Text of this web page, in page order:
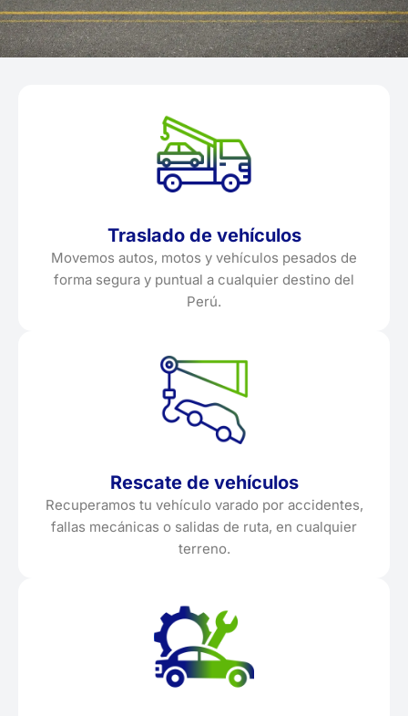
Traslado de vehículos
Movemos autos, motos y vehículos pesados de
forma segura y puntual a cualquier destino del
Perú.
Rescate de vehículos
Recuperamos tu vehículo varado por accidentes,
fallas mecánicas o salidas de ruta, en cualquier
terreno.